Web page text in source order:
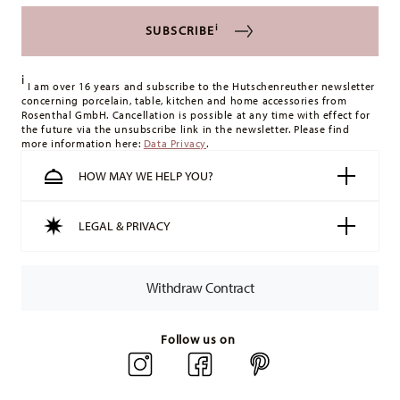
SUBSCRIBEi
i I am over 16 years and subscribe to the Hutschenreuther newsletter
concerning porcelain, table, kitchen and home accessories from
Rosenthal GmbH. Cancellation is possible at any time with effect for
the future via the unsubscribe link in the newsletter. Please find
more information here: Data Privacy.
HOW MAY WE HELP YOU?
LEGAL & PRIVACY
Withdraw Contract
Follow us on